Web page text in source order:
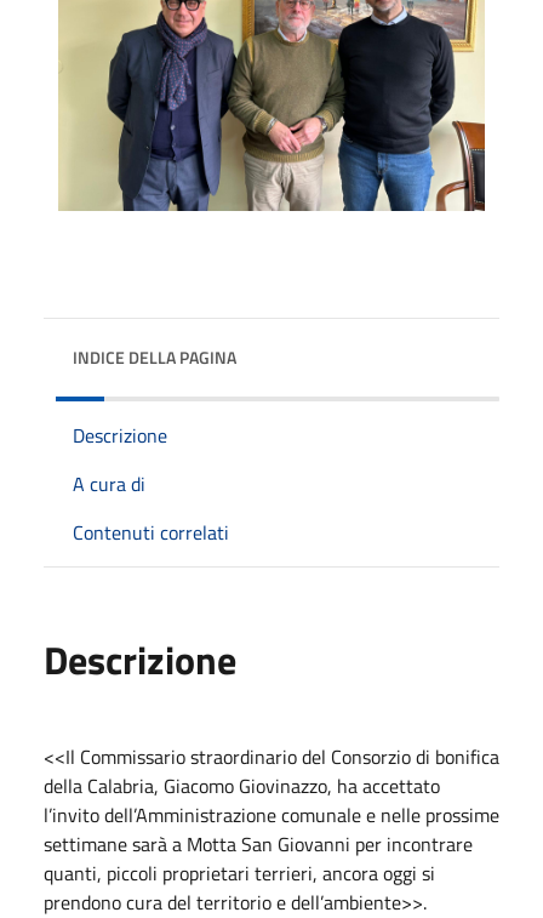
INDICE DELLA PAGINA
Descrizione
A cura di
Contenuti correlati
Descrizione
<<Il Commissario straordinario del Consorzio di bonifica
della Calabria, Giacomo Giovinazzo, ha accettato
l’invito dell’Amministrazione comunale e nelle prossime
settimane sarà a Motta San Giovanni per incontrare
quanti, piccoli proprietari terrieri, ancora oggi si
prendono cura del territorio e dell’ambiente>>.